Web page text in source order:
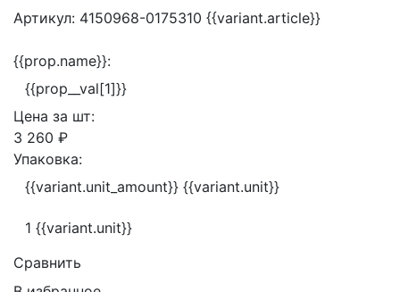
Артикул: 4150968-0175310 {{variant.article}}
{{prop.name}}:
{{prop__val[1]}}
Цена за шт:
3 260 ₽
Упаковка:
{{variant.unit_amount}} {{variant.unit}}
1 {{variant.unit}}
Сравнить